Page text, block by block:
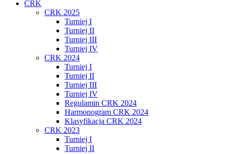
CRK
CRK 2025
Turniej I
Turniej II
Turniej III
Turniej IV
CRK 2024
Turniej I
Turniej II
Turniej III
Turniej IV
Regulamin CRK 2024
Harmonogram CRK 2024
Klasyfikacja CRK 2024
CRK 2023
Turniej I
Turniej II